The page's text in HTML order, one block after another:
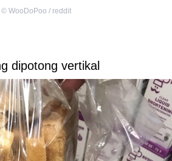
© WooDoPoo / reddit
dipotong vertikal